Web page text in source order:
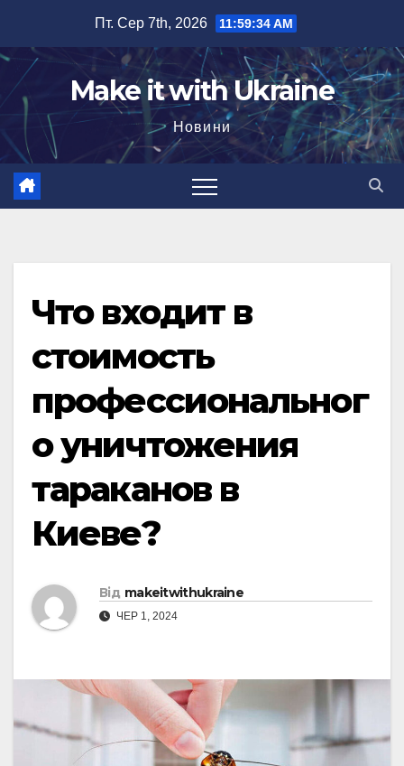
вмісту
Пт. Сер 7th, 2026 11:59:35 AM
Make it with Ukraine
Новини
Что входит в
стоимость
профессиональног
о уничтожения
тараканов в
Киеве?
Від makeitwithukraine
ЧЕР 1, 2024